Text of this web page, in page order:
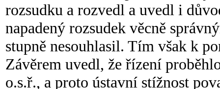
rozsudku a rozvedl a uvedl i
napadený rozsudek věcně
stupně nesouhlasil. Tím však k
Závěrem uvedl, že řízení
o.s.ř., a proto ústavní stížnost